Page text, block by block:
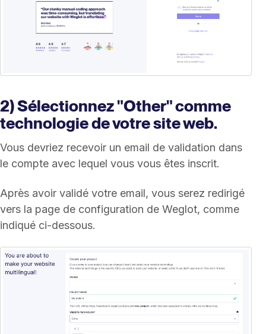
2) Sélectionnez "Other" comme
technologie de votre site web.
Vous devriez recevoir un email de validation dans
le compte avec lequel vous vous êtes inscrit.
Après avoir validé votre email, vous serez redirigé
vers la page de configuration de Weglot, comme
indiqué ci-dessous.